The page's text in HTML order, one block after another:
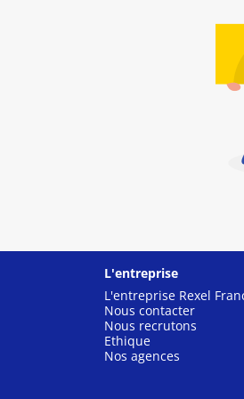
L'entreprise
L'entreprise Rexel
Nous contacter
Nous recrutons
Ethique
Nos agences